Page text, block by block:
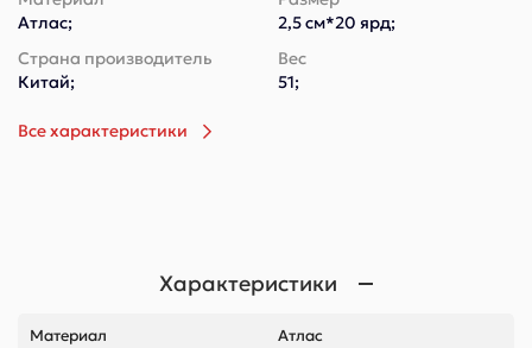
Атлас;
2,5 см*20 ярд;
Страна производитель
Китай;
Вес
51;
Все характеристики
Характеристики
Материал Атлас